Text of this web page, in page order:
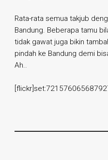
Rata-rata semua takjub
Bandung. Beberapa tamu
tidak gawat juga bikin
pindah ke Bandung demi
Ah..